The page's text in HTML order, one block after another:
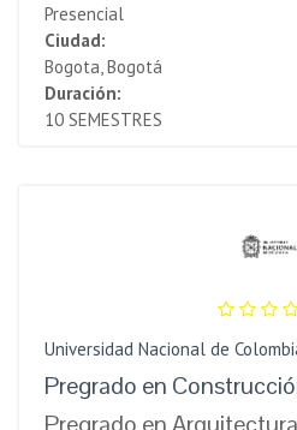
Presencial
Ciudad:
Bogota, Bogotá
Duración:
10 SEMESTRES
Universidad Nacional de
Pregrado en